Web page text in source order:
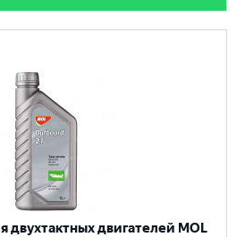
двухтактных двигателей MOL